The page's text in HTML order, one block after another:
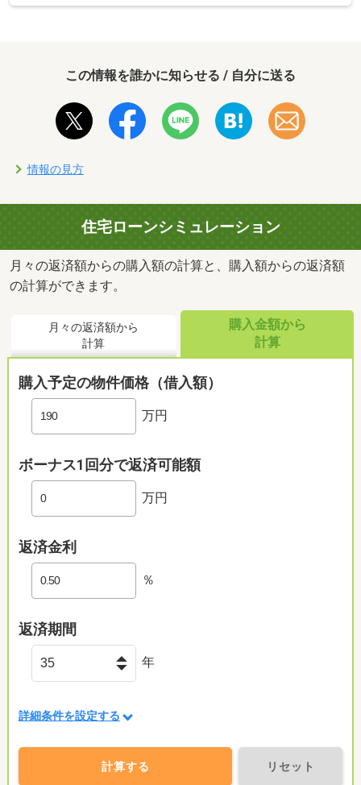
この情報を誰かに知らせる / 自分に送る
情報の見方
住宅ローンシミュレーション
月々の返済額からの購入額の計算と、購入額からの返済額
の計算ができます。
月々の返済額から
計算
購入金額から
計算
購入予定の物件価格（借入額）
万円
ボーナス1回分で返済可能額
万円
返済金利
％
返済期間
年
詳細条件を設定する
計算する リセット